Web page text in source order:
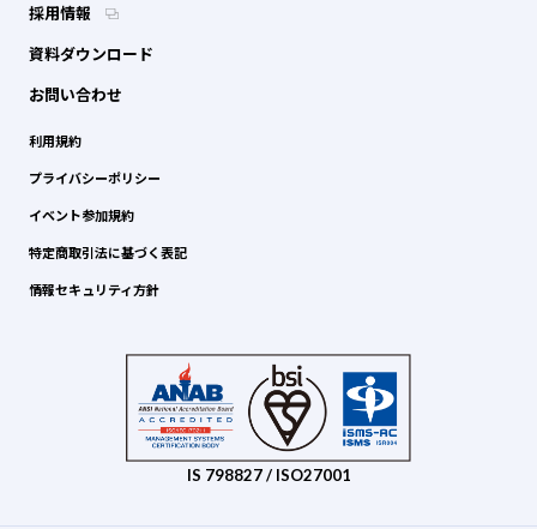
採用情報
資料ダウンロード
お問い合わせ
利用規約
プライバシーポリシー
イベント参加規約
特定商取引法に基づく表記
情報セキュリティ方針
IS 798827 / ISO27001